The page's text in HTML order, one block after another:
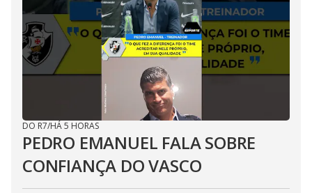
DO R7/HÁ 5 HORAS
PEDRO EMANUEL FALA SOBRE
CONFIANÇA DO VASCO